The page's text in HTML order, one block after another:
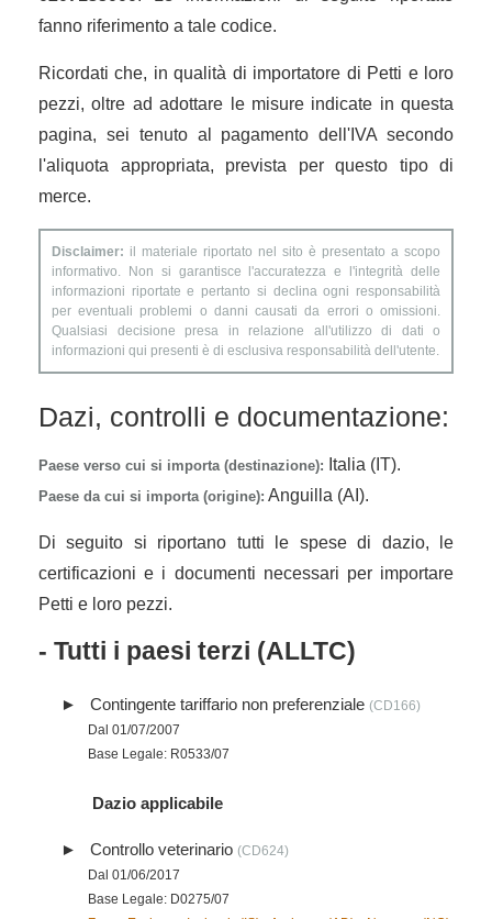
fanno riferimento a tale codice.
Ricordati che, in qualità di importatore di Petti e loro
pezzi, oltre ad adottare le misure indicate in questa
pagina, sei tenuto al pagamento dell'IVA secondo
l'aliquota appropriata, prevista per questo tipo di
merce.
Disclaimer: il materiale riportato nel sito è presentato a scopo
informativo. Non si garantisce l'accuratezza e l'integrità delle
informazioni riportate e pertanto si declina ogni responsabilità
per eventuali problemi o danni causati da errori o omissioni.
Qualsiasi decisione presa in relazione all'utilizzo di dati o
informazioni qui presenti è di esclusiva responsabilità dell'utente.
Dazi, controlli e documentazione:
Paese verso cui si importa (destinazione): Italia (IT).
Paese da cui si importa (origine): Anguilla (AI).
Di seguito si riportano tutti le spese di dazio, le
certificazioni e i documenti necessari per importare
Petti e loro pezzi.
- Tutti i paesi terzi (ALLTC)
Contingente tariffario non preferenziale (CD166)
Dal 01/07/2007
Base Legale: R0533/07
Dazio applicabile
Controllo veterinario (CD624)
Dal 01/06/2017
Base Legale: D0275/07